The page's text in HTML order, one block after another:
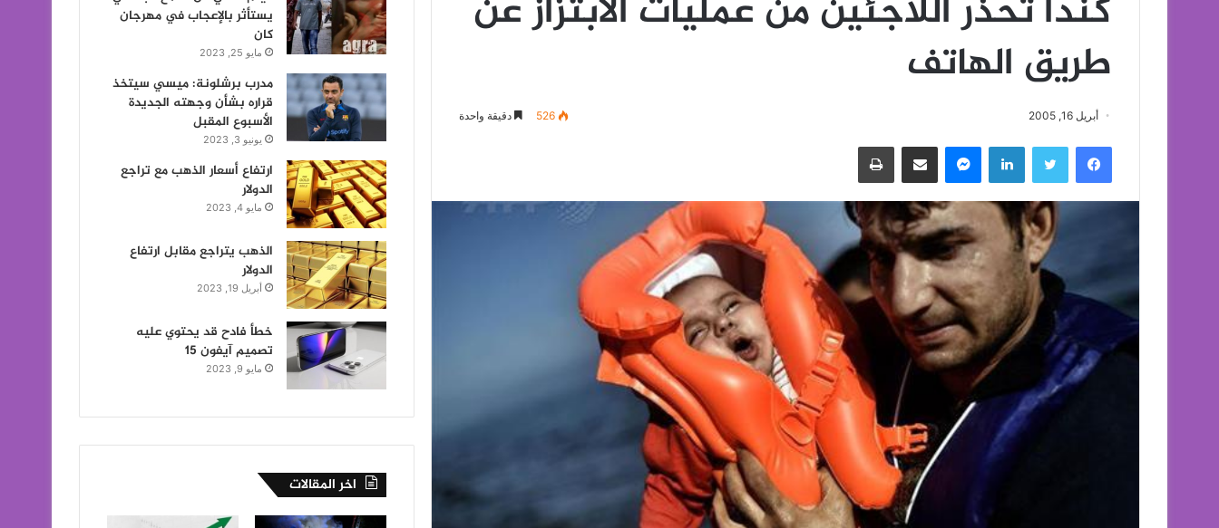
كندا تحذر اللاجئين من عمليات الابتزاز عن
طريق الهاتف
أبريل 16, 2005 526 دقيقة واحدة
فيسبوك تويتر لينكدإن ماسنجر مشاركة عبر البريد طباعة
يستأثر بالإعجاب في مهرجان
كان
مايو 25, 2023
مدرب برشلونة: ميسي سيتخذ
قراره بشأن وجهته الجديدة
الأسبوع المقبل
يونيو 3, 2023
ارتفاع أسعار الذهب مع تراجع
الدولار
مايو 4, 2023
الذهب يتراجع مقابل ارتفاع
الدولار
أبريل 19, 2023
خطأ فادح قد يحتوي عليه
تصميم آيفون 15
مايو 9, 2023
اخر المقالات